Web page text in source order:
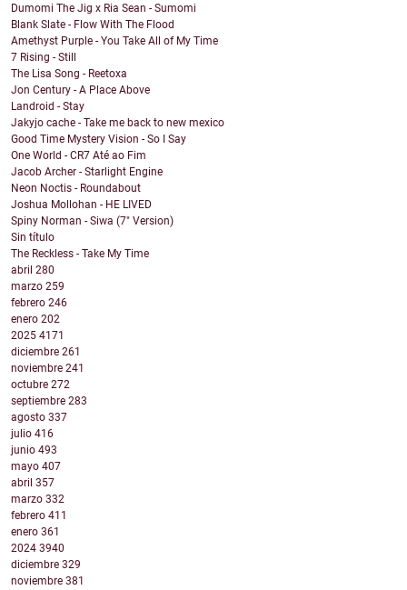
Dumomi The Jig x Ria Sean - Sumomi
Blank Slate - Flow With The Flood
Amethyst Purple - You Take All of My Time
7 Rising - Still
The Lisa Song - Reetoxa
Jon Century - A Place Above
Landroid - Stay
Jakyjo cache - Take me back to new mexico
Good Time Mystery Vision - So I Say
One World - CR7 Até ao Fim
Jacob Archer - Starlight Engine
Neon Noctis - Roundabout
Joshua Mollohan - HE LIVED
Spiny Norman - Siwa (7" Version)
Sin título
The Reckless - Take My Time
abril 280
marzo 259
febrero 246
enero 202
2025 4171
diciembre 261
noviembre 241
octubre 272
septiembre 283
agosto 337
julio 416
junio 493
mayo 407
abril 357
marzo 332
febrero 411
enero 361
2024 3940
diciembre 329
noviembre 381